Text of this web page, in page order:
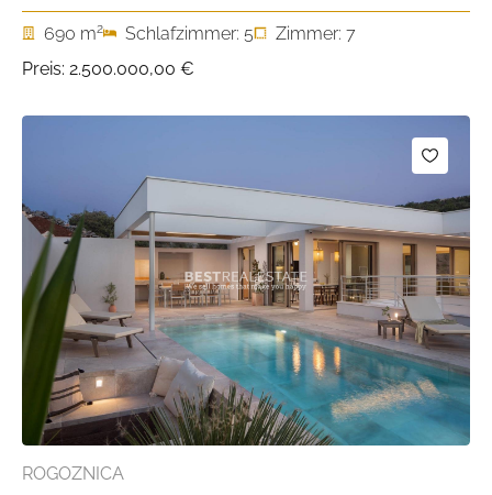
690 m2 Schlafzimmer: 5
Zimmer: 7
Preis: 2.500.000,00 €
ROGOZNICA